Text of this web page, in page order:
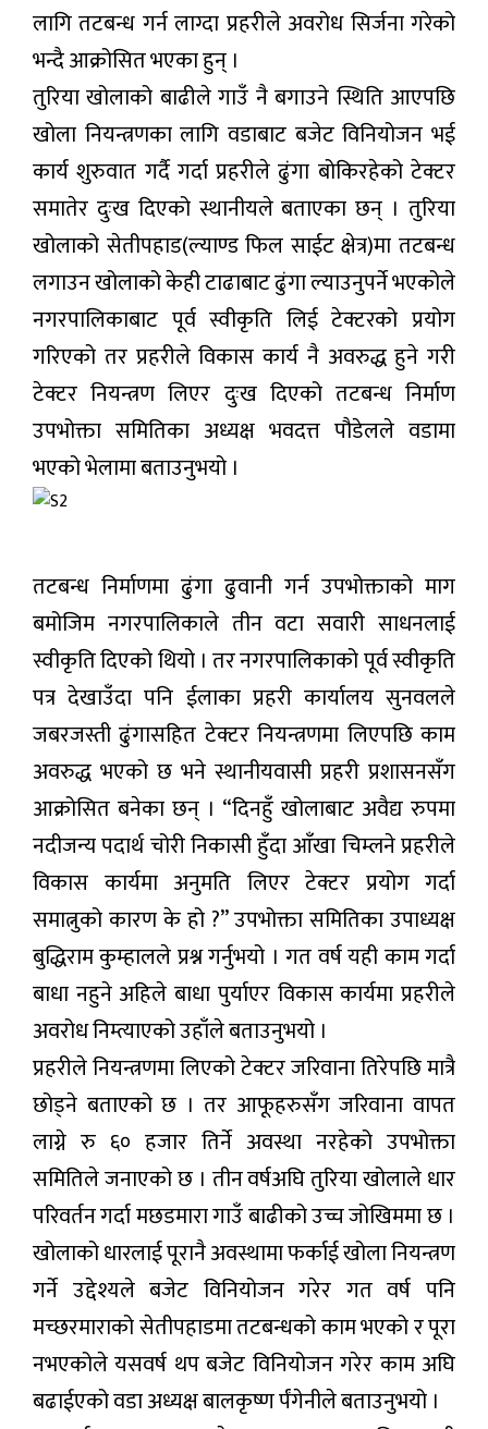
लागि तटबन्ध गर्न लाग्दा प्रहरीले अवरोध सिर्जना गरेको
भन्दै आक्रोसित भएका हुन् ।
तुरिया खोलाको बाढीले गाउँ नै बगाउने स्थिति आएपछि
खोला नियन्त्रणका लागि वडाबाट बजेट विनियोजन भई
कार्य शुरुवात गर्दै गर्दा प्रहरीले ढुंगा बोकिरहेको टेक्टर
समातेर दुःख दिएको स्थानीयले बताएका छन् । तुरिया
खोलाको सेतीपहाड(ल्याण्ड फिल साईट क्षेत्र)मा तटबन्ध
लगाउन खोलाको केही टाढाबाट ढुंगा ल्याउनुपर्ने भएकोले
नगरपालिकाबाट पूर्व स्वीकृति लिई टेक्टरको प्रयोग
गरिएको तर प्रहरीले विकास कार्य नै अवरुद्ध हुने गरी
टेक्टर नियन्त्रण लिएर दुःख दिएको तटबन्ध निर्माण
उपभोक्ता समितिका अध्यक्ष भवदत्त पौडेलले वडामा
भएको भेलामा बताउनुभयो ।
तटबन्ध निर्माणमा ढुंगा ढुवानी गर्न उपभोक्ताको माग
बमोजिम नगरपालिकाले तीन वटा सवारी साधनलाई
स्वीकृति दिएको थियो । तर नगरपालिकाको पूर्व स्वीकृति
पत्र देखाउँदा पनि ईलाका प्रहरी कार्यालय सुनवलले
जबरजस्ती ढुंगासहित टेक्टर नियन्त्रणमा लिएपछि काम
अवरुद्ध भएको छ भने स्थानीयवासी प्रहरी प्रशासनसँग
आक्रोसित बनेका छन् । “दिनहुँ खोलाबाट अवैद्य रुपमा
नदीजन्य पदार्थ चोरी निकासी हुँदा आँखा चिम्लने प्रहरीले
विकास कार्यमा अनुमति लिएर टेक्टर प्रयोग गर्दा
समात्नुको कारण के हो ?” उपभोक्ता समितिका उपाध्यक्ष
बुद्धिराम कुम्हालले प्रश्न गर्नुभयो । गत वर्ष यही काम गर्दा
बाधा नहुने अहिले बाधा पुर्याएर विकास कार्यमा प्रहरीले
अवरोध निम्त्याएको उहाँले बताउनुभयो ।
प्रहरीले नियन्त्रणमा लिएको टेक्टर जरिवाना तिरेपछि मात्रै
छोड्ने बताएको छ । तर आफूहरुसँग जरिवाना वापत
लाग्ने रु ६० हजार तिर्ने अवस्था नरहेको उपभोक्ता
समितिले जनाएको छ । तीन वर्षअघि तुरिया खोलाले धार
परिवर्तन गर्दा मछडमारा गाउँ बाढीको उच्च जोखिममा छ ।
खोलाको धारलाई पूरानै अवस्थामा फर्काई खोला नियन्त्रण
गर्ने उद्देश्यले बजेट विनियोजन गरेर गत वर्ष पनि
मच्छरमाराको सेतीपहाडमा तटबन्धको काम भएको र पूरा
नभएकोले यसवर्ष थप बजेट विनियोजन गरेर काम अघि
बढाईएको वडा अध्यक्ष बालकृष्ण र्पंगेनीले बताउनुभयो ।